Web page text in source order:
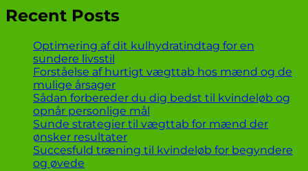
Recent Posts
Optimering af dit kulhydratindtag for en
sundere livsstil
Forståelse af hurtigt vægttab hos mænd og de
mulige årsager
Sådan forbereder du dig bedst til kvindeløb og
opnår personlige mål
Sunde strategier til vægttab for mænd der
ønsker resultater
Succesfuld træning til kvindeløb for begyndere
og øvede